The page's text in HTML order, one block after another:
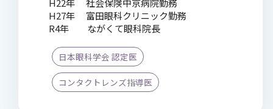
H22年 社会保険中京病院勤務
H27年 富田眼科クリニック勤務
R4年 ながくて眼科院長
日本眼科学会 認定医
コンタクトレンズ指導医